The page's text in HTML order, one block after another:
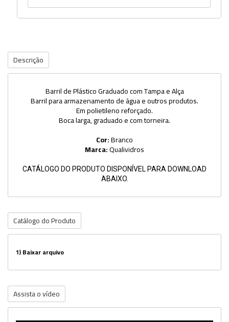
Descrição
Barril de Plástico Graduado com Tampa e Alça
Barril para armazenamento de água e outros produtos.
Em polietileno reforçado.
Boca larga, graduado e com torneira.
Cor:Branco
Marca:Qualividros
CATÁLOGO DO PRODUTO DISPONÍVEL PARA DOWNLOAD
ABAIXO.
Catálogo do Produto
1)Baixar arquivo
Assista o vídeo